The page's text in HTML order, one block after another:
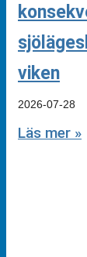
viken
2026-07-28
Läs mer »